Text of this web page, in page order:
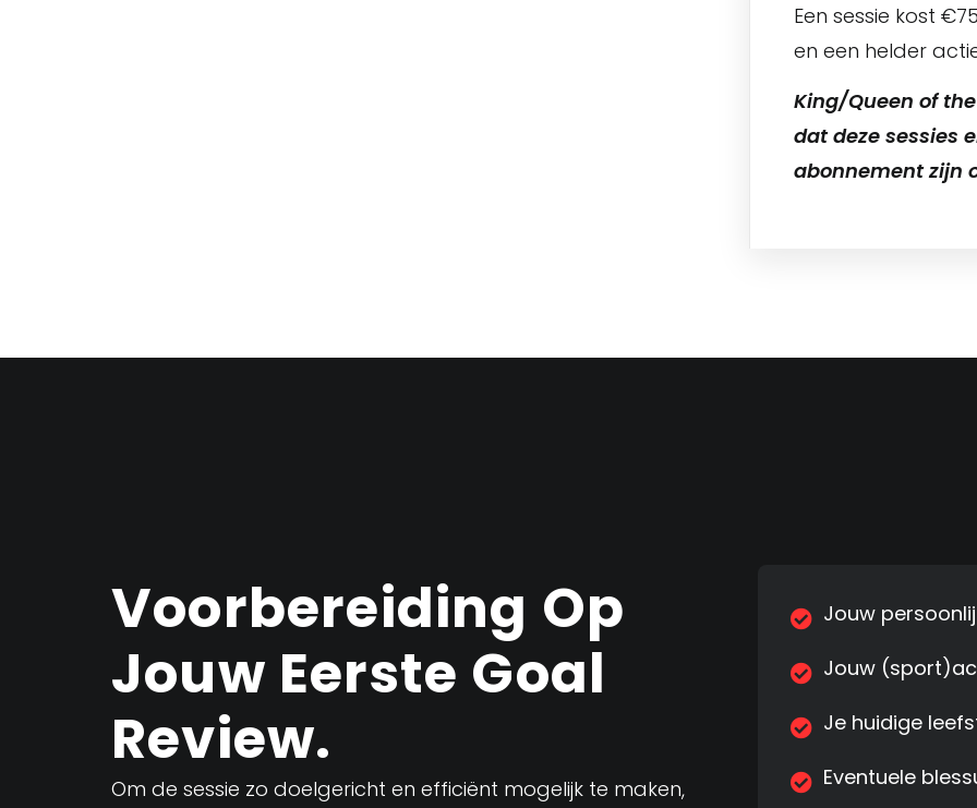
Een sessie kost
en een helder
King/Queen of
dat deze sessies
abonnement zijn
Voorbereiding Op
Jouw Eerste Goal
Review.
Om de sessie zo doelgericht en efficiënt mogelijk te maken,
Jouw
Jouw
Je huidige
Eventuele